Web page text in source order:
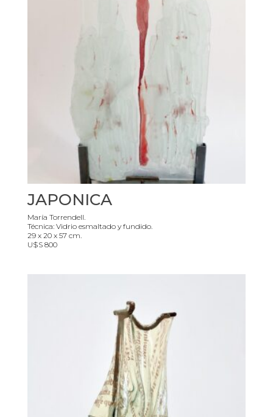
JAPONICA
María Torrendell.
Técnica: Vidrio esmaltado y fundido.
29 x 20 x 57 cm.
U$S 800